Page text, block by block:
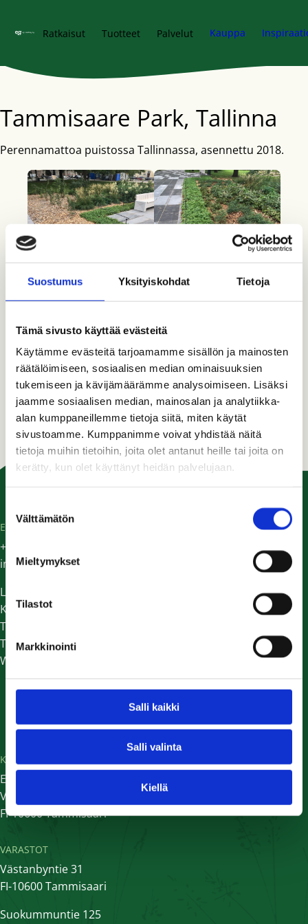
Suostumus Yksityiskohdat Tietoja
Tämä sivusto käyttää evästeitä
Käytämme evästeitä tarjoamamme sisällön ja mainosten
räätälöimiseen, sosiaalisen median ominaisuuksien
tukemiseen ja kävijämäärämme analysoimiseen. Lisäksi
jaamme sosiaalisen median, mainosalan ja analytiikka-
alan kumppaneillemme tietoja siitä, miten käytät
sivustoamme. Kumppanimme voivat yhdistää näitä
tietoja muihin tietoihin, joita olet antanut heille tai joita on
kerätty, kun olet käyttänyt heidän palvelujaan.
valinta
Välttämätön
Mieltymykset
Tilastot
Markkinointi
Salli kaikki
Salli valinta
Kiellä
Ratkaisut Tuotteet Palvelut Kauppa
Tammisaare Park, Tallinna
Perennamattoa puistossa Tallinnassa, asennettu 2018.
EG TRADING
+358 (0) 9 298 9924
info@eg-trading.fi
Laskutustiedot
Kaikki yhteystiedot
Tilaa uutiskirje
Tietosuojaseloste
Whistleblower-ilmoituskanava
KÄYNTIOSOITE
EG-Trading Oy
Västanbyntie 31
FI-10600 Tammisaari
VARASTOT
Västanbyntie 31
FI-10600 Tammisaari
Suokummuntie 125